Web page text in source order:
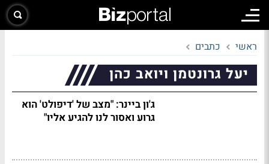
ראשי כתבים
יעל גרונטמן ויואב כהן
ג'ון ביינר: "מצב של 'דיפולט' הוא
גרוע ואסור לנו להגיע אליו"